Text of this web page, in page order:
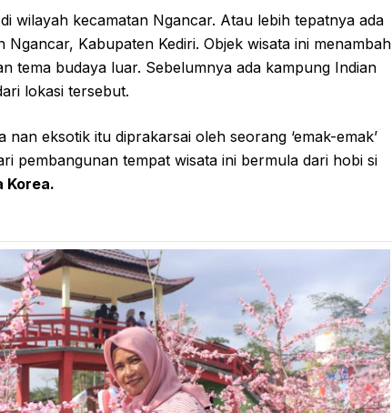
wilayah kecamatan Ngancar. Atau lebih tepatnya ada
Ngancar, Kabupaten Kediri. Objek wisata ini menambah
tema budaya luar. Sebelumnya ada kampung Indian
lokasi tersebut.
nan eksotik itu diprakarsai oleh seorang ‘emak-emak’
pembangunan tempat wisata ini bermula dari hobi si
Korea.